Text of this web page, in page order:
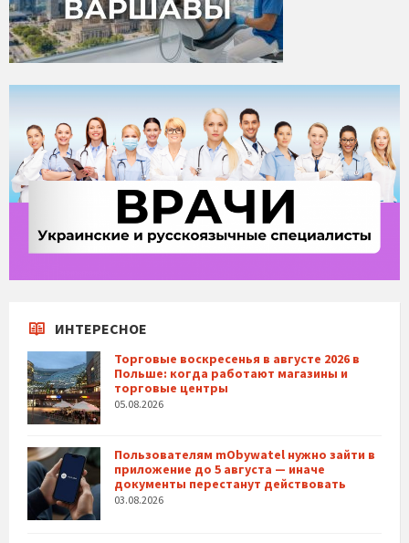
ИНТЕРЕСНОЕ
Торговые воскресенья в августе 2026 в
Польше: когда работают магазины и
торговые центры
05.08.2026
Пользователям mObywatel нужно зайти в
приложение до 5 августа — иначе
документы перестанут действовать
03.08.2026